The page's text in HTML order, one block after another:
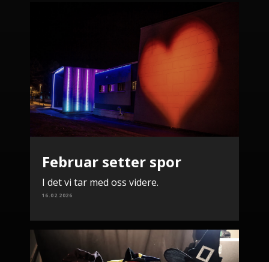
Februar setter spor
I det vi tar med oss videre.
16.02.2026